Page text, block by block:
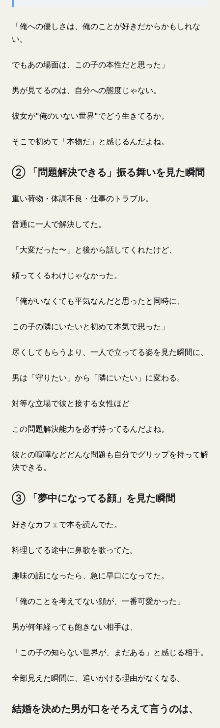
「俺への優しさは、俺のことが好きだからかもしれな
い。
でもあの場面は、この子の本性だと思った」
男が見てるのは、自分への態度じゃない。
彼女が"俺のいない世界"でどう生きてるか。
そこで初めて「本物だ」と感じるんだよね。
② 「問題解決できる」振る舞いを見た瞬間
重い荷物・体調不良・仕事のトラブル。
普通に一人で解決してた。
「大変だった〜」と後から話してくれたけど、
頼ってくるわけじゃなかった。
「俺がいなくても平気なんだと思ったと同時に、
この子の隣にいたいと初めて本気で思った」
尽くしてもらうより、一人で立ってる姿を見た瞬間に、
男は「守りたい」から「隣にいたい」に変わる。
対等な立場で彼と接する女性ほど
この問題解決能力を必ず持ってるんだよね。
彼との喧嘩などどんな問題も自分でグリップを持って解
決できる。
③ 「夢中になってる顔」を見た瞬間
好きなカフェで本を読んでた。
料理してる途中に鼻歌を歌ってた。
趣味の話になったら、急に早口になってた。
「俺のことを考えてない顔が、一番可愛かった」
男が何年経っても飽きない相手は、
「この子の知らない世界が、まだある」と感じる相手。
全部見えた瞬間に、追いかける理由がなくなる。
結婚を決めた男が口をそろえて言うのは、